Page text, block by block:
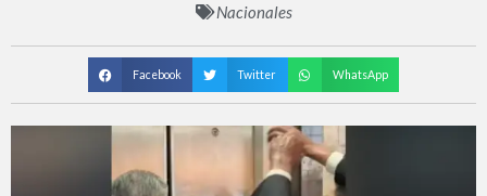
Nacionales
Facebook Twitter WhatsApp